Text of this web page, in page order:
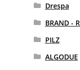
Drespa
BRAND -
PILZ
ALGODUE